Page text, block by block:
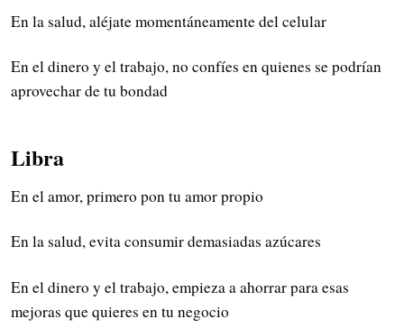
En la salud, aléjate momentáneamente del celular
En el dinero y el trabajo, no confíes en quienes se podrían
aprovechar de tu bondad
Libra
En el amor, primero pon tu amor propio
En la salud, evita consumir demasiadas azúcares
En el dinero y el trabajo, empieza a ahorrar para esas
mejoras que quieres en tu negocio